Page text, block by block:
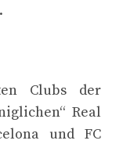
Clubs der
Real
und FC